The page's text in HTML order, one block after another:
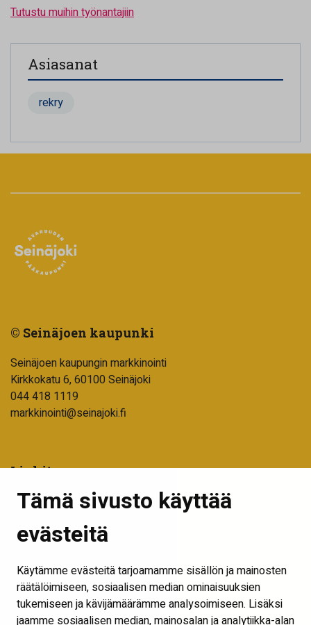
Tämä sivusto käyttää
evästeitä
Käytämme evästeitä tarjoamamme sisällön ja mainosten
räätälöimiseen, sosiaalisen median ominaisuuksien
tukemiseen ja kävijämäärämme analysoimiseen. Lisäksi
jaamme sosiaalisen median, mainosalan ja analytiikka-alan
Tutustu muihin työnantajiin
Asiasanat
rekry
© Seinäjoen kaupunki
Seinäjoen kaupungin markkinointi
Kirkkokatu 6, 60100 Seinäjoki
044 418 1119
markkinointi@seinajoki.fi
Linkit
Tilaa uutiskirje
Seinäjoen kaupunki
Visit Seinäjoki
Näytä evästeasetukset